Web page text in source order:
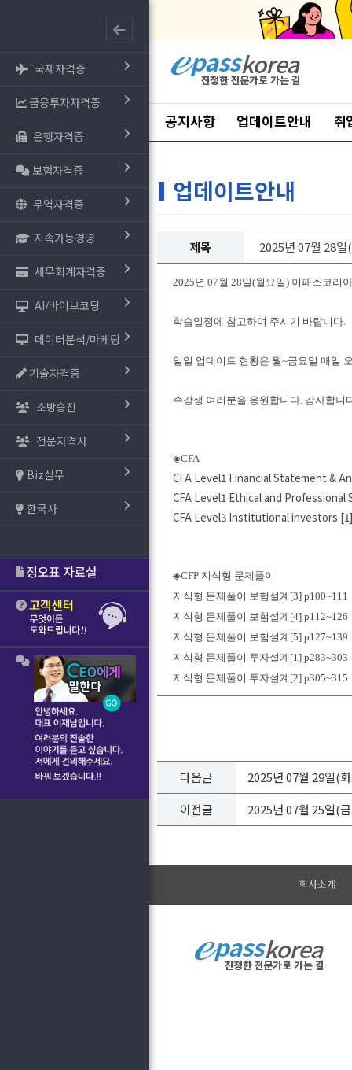
국제자격증
금융투자자격증
은행자격증
보험자격증
무역자격증
지속가능경영
세무회계자격증
AI/바이브코딩
데이터분석/마케팅
기술자격증
소방승진
전문자격사
Biz실무
한국사
공지사항 업데이트안내 취
업데이트안내
제목 2025년 07월 28
2025년 07월 28일(월요일) 이패스코리
학습일정에 참고하여 주시기 바랍니다.
일일 업데이트 현황은 월~금요일 매일
수강생 여러분을 응원합니다. 감사합니
◈CFA
CFA Level1 Financial Statement &
CFA Level1 Ethical and Professional
CFA Level3 Institutional investors
◈CFP 지식형 문제풀이
지식형 문제풀이 보험설계[3] p100~111
지식형 문제풀이 보험설계[4] p112~126
지식형 문제풀이 보험설계[5] p127~139
지식형 문제풀이 투자설계[1] p283~303
지식형 문제풀이 투자설계[2] p305~315
다음글
2025년 07월 29일(
이전글
2025년 07월 25일(
회사소개